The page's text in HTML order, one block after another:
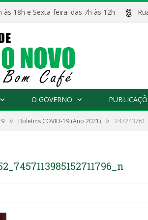
às 18h e Sexta-feira: das 7h às 12h
O GOVERNO
» Boletins COVID-19 (Ano 2021) »